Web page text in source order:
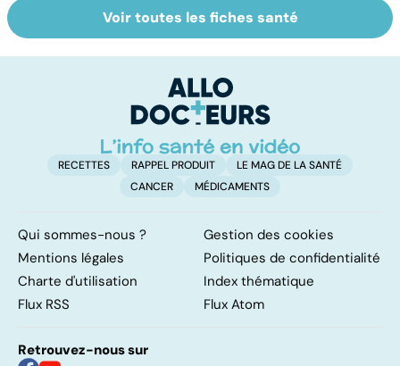
Laboratoires,
bienfaiteurs ou
Tout savoir sur
les infections
Voir toutes les fiches santé
RECETTES RAPPEL PRODUIT
LE MAG DE LA SANTÉ
CANCER
MÉDICAMENTS
Qui sommes-nous ?
Gestion des cookies
Mentions légales
Politiques de confidentialité
Charte d'utilisation
Index thématique
Flux RSS
Flux Atom
Retrouvez-nous sur